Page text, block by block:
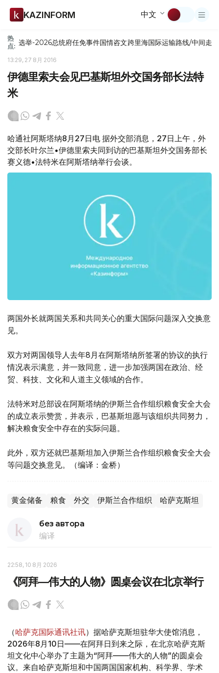
KAZINFORM 中文
热
点: 选举-2026总统府任免事件国情咨文跨里海国际运输路线/中间走廊
13:29, 27 8月 2016
伊德里索夫会见巴基斯坦外交国务部长法特
米
哈通社阿斯塔纳8月27日电 据外交部消息，27日上午，外
交部长叶尔兰•伊德里索夫同到访的巴基斯坦外交国务部长
赛义德•法特米在阿斯塔纳举行会谈。
两国外长就两国关系和共同关心的重大国际问题深入交换意
见。
双方对两国领导人去年8月在阿斯塔纳所签署的协议的执行
情况表示满意，并一致同意，进一步加强两国在政治、经
贸、科技、文化和人道主义领域的合作。
法特米对总部设在阿斯塔纳的伊斯兰合作组织粮食安全大会
的成立表示赞赏，并表示，巴基斯坦愿与该组织共同努力，
解决粮食安全中存在的实际问题。
此外，双方还就巴基斯坦加入伊斯兰合作组织粮食安全大会
等问题交换意见。（编译：金桥）
黄金储备 粮食 外交 伊斯兰合作组织 哈萨克斯坦
без автора
编译
22:58, 10 8月 2026
《阿拜—伟大的人物》圆桌会议在北京举行
（哈萨克国际通讯社讯）据哈萨克斯坦驻华大使馆消息，
2026年8月10日——在阿拜日到来之际，在北京哈萨克斯
坦文化中心举办了主题为“阿拜——伟大的人物”的圆桌会
议。来自哈萨克斯坦和中国两国国家机构、科学界、学术